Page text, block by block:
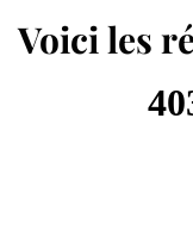
Voici les